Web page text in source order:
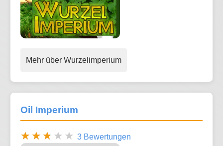
Mehr über Wurzelimperium
Oil Imperium
3 Bewertungen